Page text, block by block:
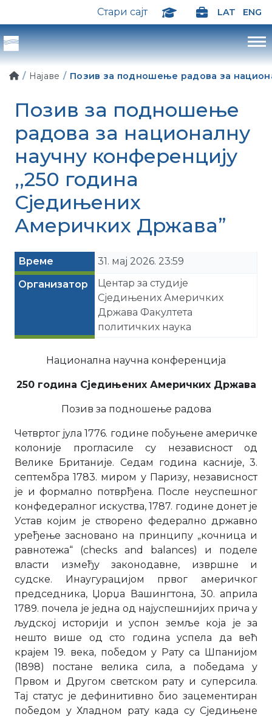
Стари сајт LAT ENG
Најаве Позив за подношење радова за
Позив за подношење
радова за националну
научну конференцију
,,250 година
Сједињених
Америчких Држава”
Време
31. мај 2026. 23:59
Организатор
Центар за студије
Сједињених Америчких
Држава Факултета
политичких наука
Национална научна конференција
250 година Сједињених Америчких Држава
Позив за подношење радова
Четвртог јула 1776. године побуњене америчке
колоније прогласиле су независност од
Велике Британије. Седам година касније, 3.
септембра 1783. миром у Паризу, независност
је и формално потврђена. После неуспешног
конфедералног искуства, 1787. године донет је
Устав којим је створено федерално државно
уређење засновано на принципу „кочница и
равнотежа“ (checks and balances) и поделе
власти између законодавне, извршне и
судске. Инаугурацијом првог америчког
председника, Џорџа Вашингтона, 30. априла
1789. почела је једна од најуспешнијих прича у
људској историји и успон земље која је за
нешто више од сто година успела да већ
крајем 19. века, победом у Рату са Шпанијом
(1898) постане велика сила, а победама у
Првом и Другом светском рату и суперсила.
Тај статус је дефинитивно био зацементиран
победом у Хладном рату када су Сједињене